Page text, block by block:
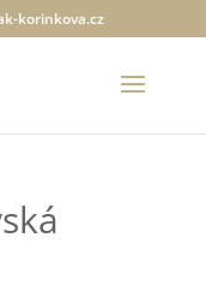
korinkova.cz